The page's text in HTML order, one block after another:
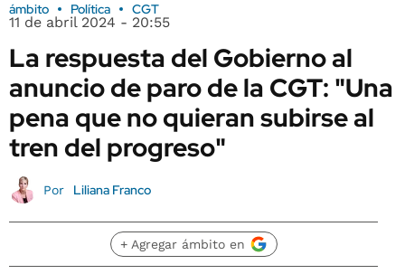
ámbito Política CGT
11 de abril 2024 - 20:55
La respuesta del Gobierno al
anuncio de paro de la CGT: "Una
pena que no quieran subirse al
tren del progreso"
Por Liliana Franco
+ Agregar ámbito en